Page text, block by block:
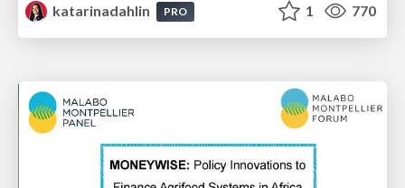
katarinadahlin
PRO 1 770